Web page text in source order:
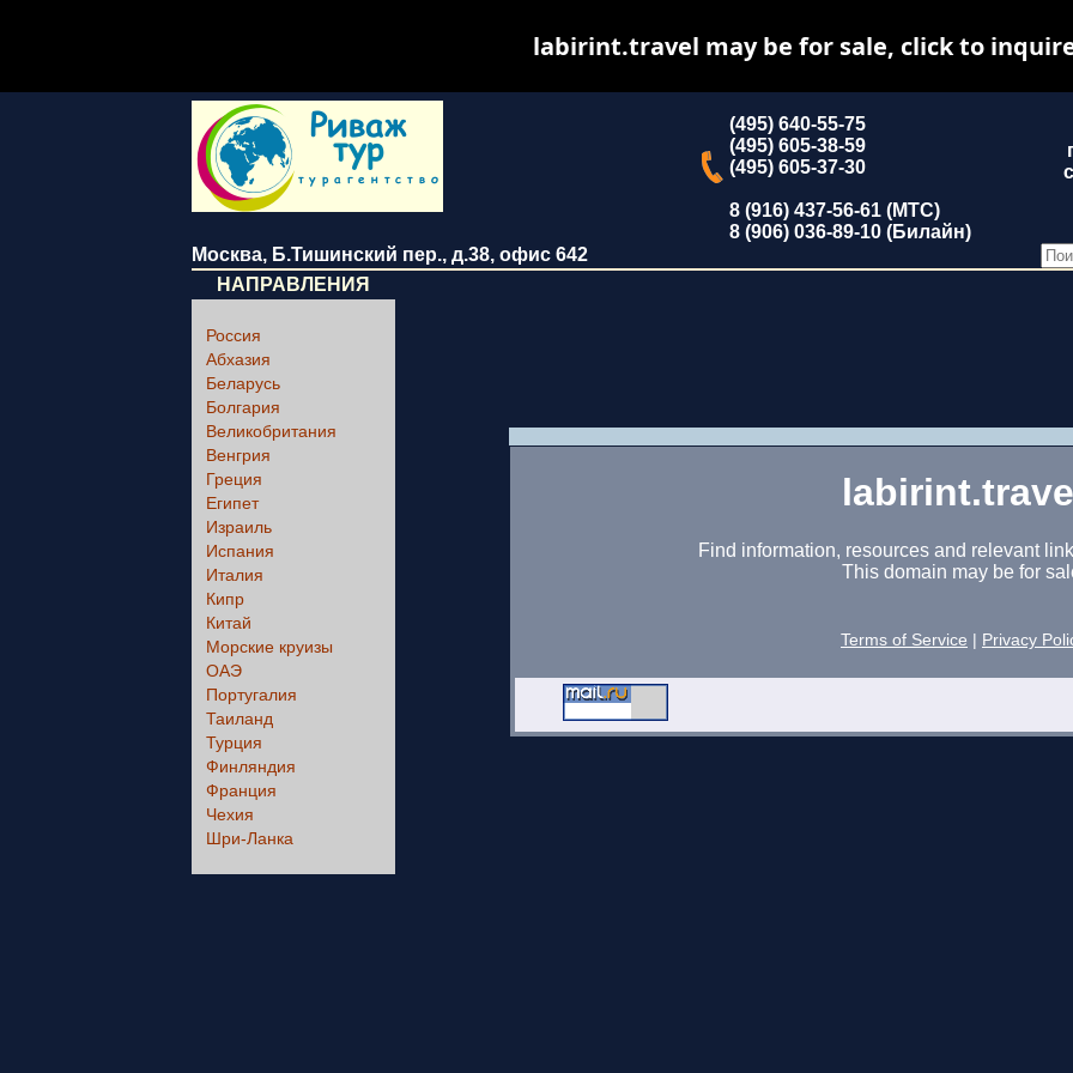
(495) 640-55-75
(495) 605-38-59
(495) 605-37-30
8 (916) 437-56-61 (МТС)
8 (906) 036-89-10 (Билайн)
Москва, Б.Тишинский пер., д.38, офис 642
НАПРАВЛЕНИЯ
Россия
Абхазия
Беларусь
Болгария
Великобритания
Венгрия
Греция
Египет
Израиль
Испания
Италия
Кипр
Китай
Морские круизы
ОАЭ
Португалия
Таиланд
Турция
Финляндия
Франция
Чехия
Шри-Ланка
Find information, resources and relevant
This domain may be for
Terms of Service Privacy
labirint.travel may be for sale, click to